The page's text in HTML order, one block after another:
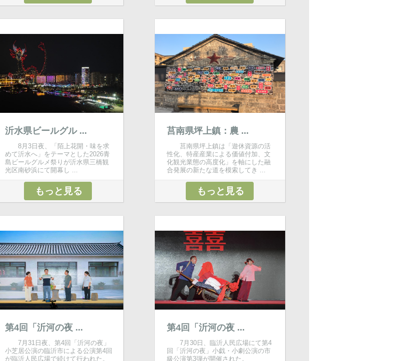
沂水県ビールグル ...
​8月3日夜、「陌上花開・味を求
めて沂水へ」をテーマとした2026青
島ビールグルメ祭りが沂水県三橋観
光区南砂浜にて開幕し ...
もっと見る
莒南県坪上鎮：農 ...
莒南県坪上鎮は「遊休資源の活
性化、特産産業による価値付加、文
化観光業態の高度化」を軸にした融
合発展の新たな道を模索してき ...
もっと見る
第4回「沂河の夜 ...
7月31日夜、第4回「沂河の夜」
小芝居公演の臨沂市による公演第4回
が臨沂人民広場で続けて行われた。
第4回「沂河の夜 ...
7月30日、臨沂人民広場にて第4
回「沂河の夜」小戯・小劇公演の市
級公演第3弾が開催された。